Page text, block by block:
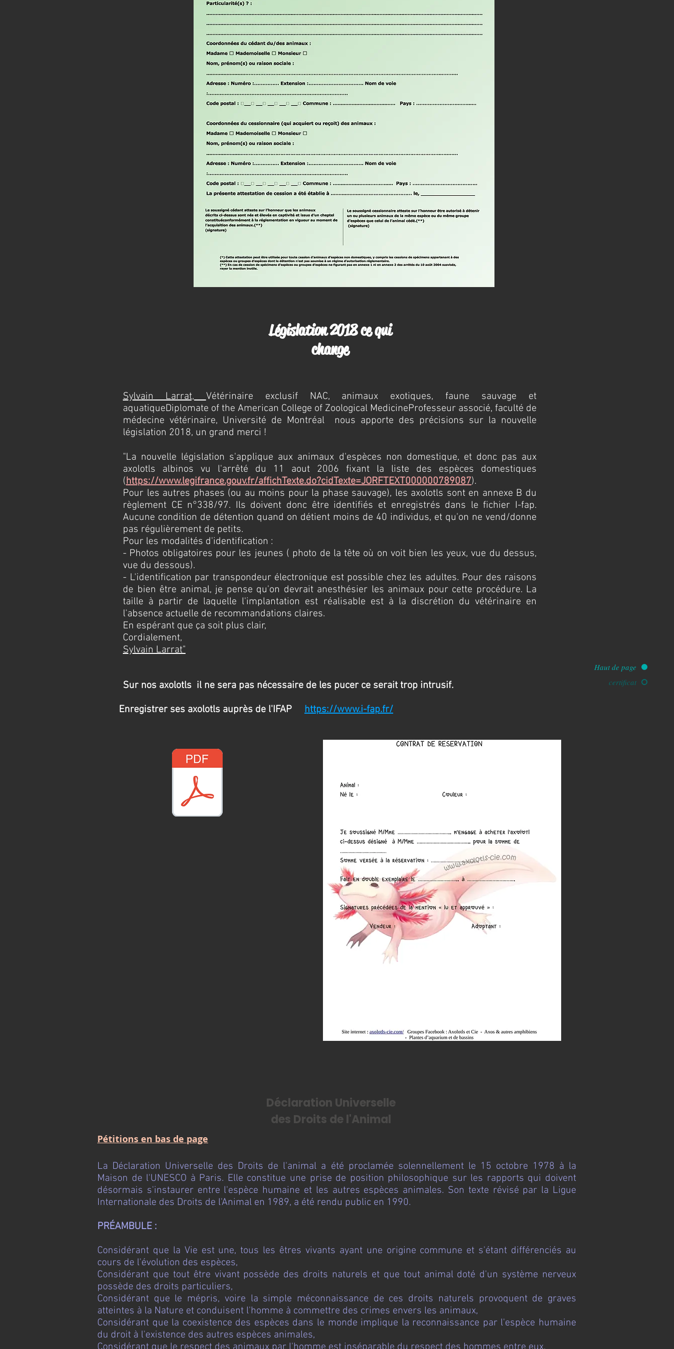
Haut de page
certificat
Législation 2018 ce qui
change
Sylvain Larrat,Vétérinaire exclusif NAC, animaux exotiques, faune sauvage et
aquatiqueDiplomate of the American College of Zoological MedicineProfesseur associé, faculté de
médecine vétérinaire, Université de Montréal nous apporte des précisions sur la nouvelle
législation 2018, un grand merci !
"La nouvelle législation s'applique aux animaux d'espèces non domestique, et donc pas aux
axolotls albinos vu l'arrêté du 11 aout 2006 fixant la liste des espèces domestiques
(https://www.legifrance.gouv.fr/affichTexte.do?cidTexte=JORFTEXT000000789087).
Pour les autres phases (ou au moins pour la phase sauvage), les axolotls sont en annexe B du
règlement CE n°338/97. Ils doivent donc être identifiés et enregistrés dans le fichier I-fap.
Aucune condition de détention quand on détient moins de 40 individus, et qu'on ne vend/donne
pas régulièrement de petits.
Pour les modalités d'identification :
- Photos obligatoires pour les jeunes ( photo de la tête où on voit bien les yeux, vue du dessus,
vue du dessous).
- L'identification par transpondeur électronique est possible chez les adultes. Pour des raisons
de bien être animal, je pense qu'on devrait anesthésier les animaux pour cette procédure. La
taille à partir de laquelle l'implantation est réalisable est à la discrétion du vétérinaire en
l'absence actuelle de recommandations claires.
En espérant que ça soit plus clair,
Cordialement,
Sylvain Larrat"
Sur nos axolotls il ne sera pas nécessaire de les pucer ce serait trop intrusif.
Enregistrer ses axolotls auprès de l'IFAP
https://www.i-fap.fr/
Déclaration Universelle
des Droits de l'Animal
Pétitions en bas de page
La Déclaration Universelle des Droits de l'animal a été proclamée solennellement le 15 octobre 1978 à la
Maison de l'UNESCO à Paris. Elle constitue une prise de position philosophique sur les rapports qui doivent
désormais s'instaurer entre l'espèce humaine et les autres espèces animales. Son texte révisé par la Ligue
Internationale des Droits de l'Animal en 1989, a été rendu public en 1990.
PRÉAMBULE :
Considérant que la Vie est une, tous les êtres vivants ayant une origine commune et s'étant différenciés au
cours de l'évolution des espèces,
Considérant que tout être vivant possède des droits naturels et que tout animal doté d'un système nerveux
possède des droits particuliers,
Considérant que le mépris, voire la simple méconnaissance de ces droits naturels provoquent de graves
atteintes à la Nature et conduisent l'homme à commettre des crimes envers les animaux,
Considérant que la coexistence des espèces dans le monde implique la reconnaissance par l'espèce humaine
du droit à l'existence des autres espèces animales,